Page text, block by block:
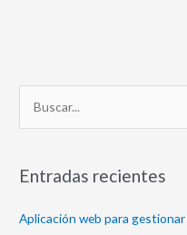
c
Entradas recientes
Aplicación web para